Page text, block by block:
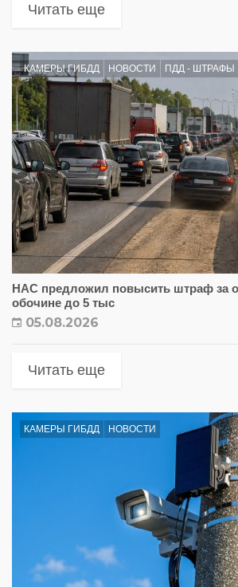
Читать еще
КАМЕРЫ ГИБДД НОВОСТИ ПДД - ШТРАФЫ
НАС предложил повысить штраф за
обочине до 5 тыс
05.08.2026
Читать еще
КАМЕРЫ ГИБДД НОВОСТИ